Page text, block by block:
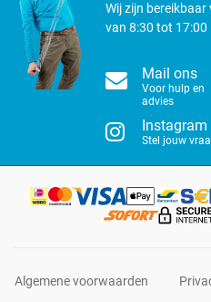
Wij zijn
van 8:30 tot 17:00
Mail ons
Voor hulp en
advies
Instagram
Stel jouw
Algemene voorwaarden